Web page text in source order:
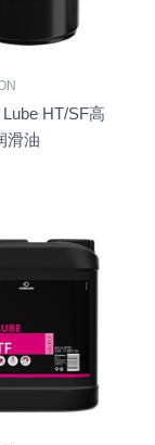
Lube HT/SF高
滑油